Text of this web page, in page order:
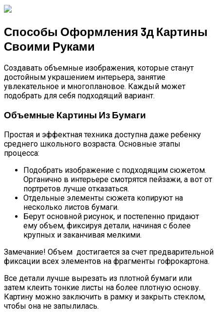
Способы Оформления 3д Картины
Своими Руками
Создавать объемные изображения, которые станут
достойным украшением интерьера, занятие
увлекательное и многоплановое. Каждый может
подобрать для себя подходящий вариант.
Объемные Картины Из Бумаги
Простая и эффектная техника доступна даже ребенку
среднего школьного возраста. Основные этапы
процесса:
Подобрать изображение с подходящим сюжетом.
Органично в интерьере смотрятся пейзажи, а вот от
портретов лучше отказаться.
Отдельные элементы сюжета копируют на
несколько листов бумаги.
Берут основной рисунок, и постепенно придают
ему объем, фиксируя детали, начиная с более
крупных и заканчивая мелкими.
Замечание! Объем достигается за счет предварительной
фиксации всех элементов на фрагменты гофрокартона.
Все детали лучше вырезать из плотной бумаги или
затем клеить тонкие листы на более плотную основу.
Картину можно заключить в рамку и закрыть стеклом,
чтобы она не запылилась.